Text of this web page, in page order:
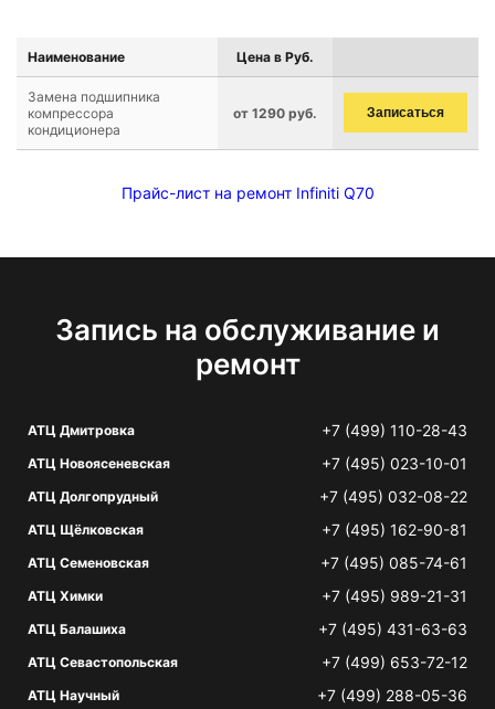
Наименование Цена в Руб.
Замена подшипника
компрессора
кондиционера
от 1290 руб. Записаться
Прайс-лист на ремонт Infiniti Q70
Запись на обслуживание и
ремонт
АТЦ Дмитровка +7 (499) 110-28-43
АТЦ Новоясеневская +7 (495) 023-10-01
АТЦ Долгопрудный +7 (495) 032-08-22
АТЦ Щёлковская +7 (495) 162-90-81
АТЦ Семеновская +7 (495) 085-74-61
АТЦ Химки +7 (495) 989-21-31
АТЦ Балашиха +7 (495) 431-63-63
АТЦ Севастопольская +7 (499) 653-72-12
АТЦ Научный +7 (499) 288-05-36